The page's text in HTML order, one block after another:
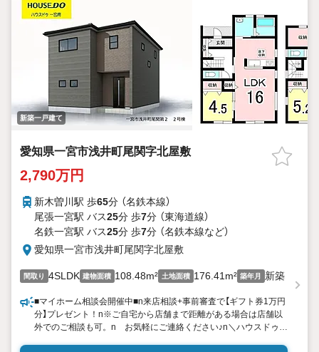
新築一戸建て
愛知県一宮市浅井町尾関字北屋敷
2,790万円
新木曽川駅 歩65分 （名鉄本線）
尾張一宮駅 バス25分 歩7分 （東海道線）
名鉄一宮駅 バス25分 歩7分 （名鉄本線など）
愛知県一宮市浅井町尾関字北屋敷
間取り 4SLDK 建物面積 108.48m² 土地面積 176.41m² 築年月 新築
■マイホーム相談会開催中■n来店相談+事前審査で【ギフト券1万円
分】プレゼント！n※ご自宅から店舗まで距離がある場合は店舗以
外でのご相談も可。n お気軽にご連絡ください♪n＼ハウスドゥ一